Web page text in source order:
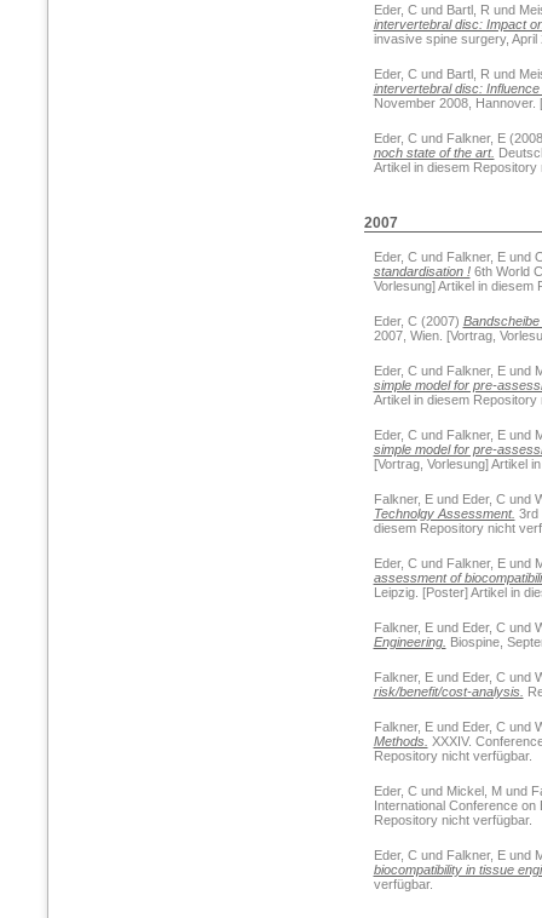
Eder, Cund Bartl, R und
intervertebral disc: Impact
invasive spine surgery,
Eder, Cund Bartl, R und
intervertebral disc:
November 2008, Hannover.
Eder, Cund Falkner, E
noch state of the art.
Artikel in diesem Repository
2007
Eder, Cund Falkner, Eund
standardisation !6th World
Vorlesung] Artikel in diesem
Eder, C(2007)
2007, Wien. [Vortrag,
Eder, Cund Falkner, Eund
simple model for pre-
Artikel in diesem Repository
Eder, Cund Falkner, Eund
simple model for pre-
[Vortrag, Vorlesung] Artikel
Falkner, Eund Eder, Cund
Technolgy Assessment. 3rd
diesem Repository nicht
Eder, Cund Falkner, Eund
assessment of
Leipzig. [Poster] Artikel in
Falkner, Eund Eder, Cund
Engineering. Biospine,
Falkner, Eund Eder, Cund
risk/benefit/cost-analysis.
Falkner, Eund Eder, Cund
Methods. XXXIV.
Repository nicht verfügbar.
Eder, Cund Mickel, Mund
International Conference on
Repository nicht verfügbar.
Eder, Cund Falkner, Eund
biocompatibility in tissue
verfügbar.